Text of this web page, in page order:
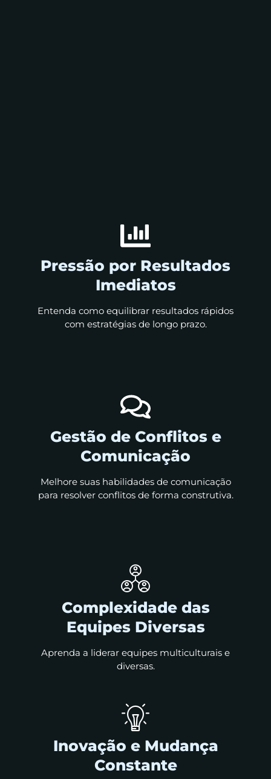
Pressão por Resultados
Imediatos
Entenda como equilibrar resultados rápidos
com estratégias de longo prazo.
Gestão de Conflitos e
Comunicação
Melhore suas habilidades de comunicação
para resolver conflitos de forma construtiva.
Complexidade das
Equipes Diversas
Aprenda a liderar equipes multiculturais e
diversas.
Inovação e Mudança
Constante